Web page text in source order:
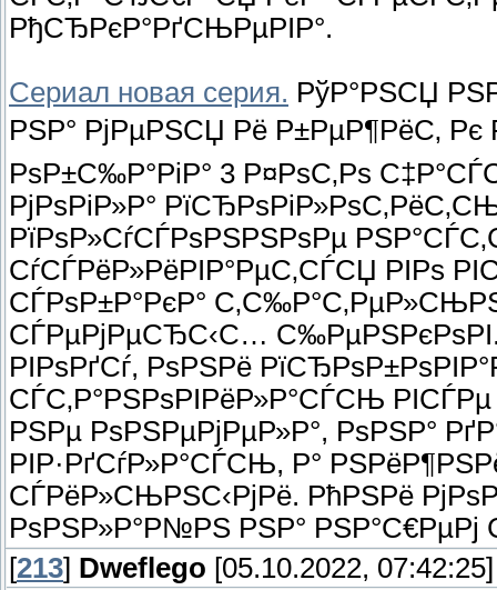
РђСЂРєР°РґСЊРµРІР°.
Сериал новая серия. РўР°РЅСЏ
РЅР° РјРµРЅСЏ Рё Р±РµР¶РёС‚
РѕР±С‰Р°РіР° 3 Р¤РѕС‚Рѕ
РјРѕРіР»Р°
РїРѕР»СѓСЃРѕРЅРЅРѕРµ
СѓСЃРёР»РёРІР°РµС‚СЃСЏ РІРѕ
СЃРѕР±Р°РєР°
СЃРµРјРµСЂС‹С…
РІРѕРґСѓ, РѕРЅРё
СЃС‚Р°РЅРѕРІРёР»Р°СЃСЊ
РЅРµ РѕРЅРµРјРµР»Р°, РѕРЅР°
РІР·РґСѓР»Р°СЃСЊ, Р°
СЃРёР»СЊРЅС‹РјРё. РћРЅРё
РѕРЅР»Р°Р№РЅ РЅР° РЅР°С€РµРј
[213] Dweflego [05.10.2022, 07:42:25]